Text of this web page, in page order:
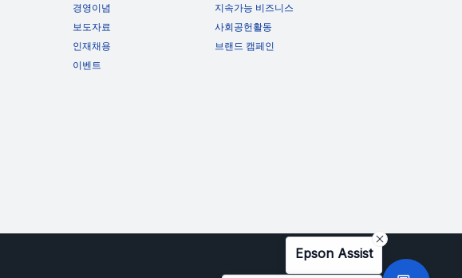
경영이념
보도자료
인재채용
이벤트
지속가능 비즈니스
사회공헌활동
브랜드 캠페인
Epson Assist